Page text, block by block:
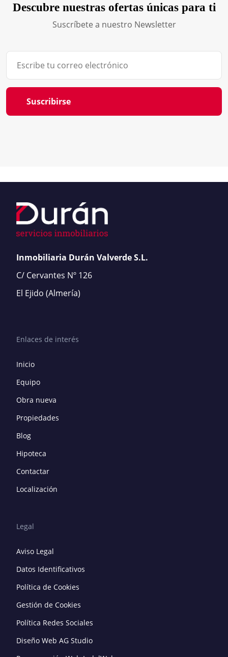
Descubre nuestras ofertas únicas para ti
Suscríbete a nuestro Newsletter
Suscribirse
Inmobiliaria Durán Valverde S.L.
C/ Cervantes Nº 126
El Ejido (Almería)
Enlaces de interés
Inicio
Equipo
Obra nueva
Propiedades
Blog
Hipoteca
Contactar
Localización
Legal
Aviso Legal
Datos Identificativos
Política de Cookies
Gestión de Cookies
Política Redes Sociales
Diseño Web AG Studio